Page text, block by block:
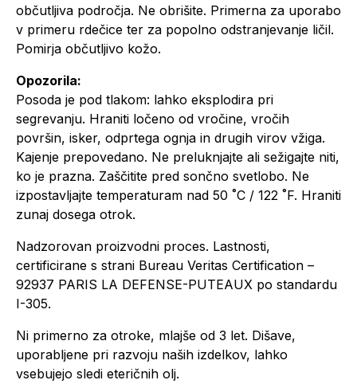
občutljiva področja. Ne obrišite. Primerna za uporabo
v primeru rdečice ter za popolno odstranjevanje ličil.
Pomirja občutljivo kožo.
Opozorila:
Posoda je pod tlakom: lahko eksplodira pri
segrevanju. Hraniti ločeno od vročine, vročih
površin, isker, odprtega ognja in drugih virov vžiga.
Kajenje prepovedano. Ne preluknjajte ali sežigajte niti,
ko je prazna. Zaščitite pred sončno svetlobo. Ne
izpostavljajte temperaturam nad 50 ˚C / 122 ˚F. Hraniti
zunaj dosega otrok.
Nadzorovan proizvodni proces. Lastnosti,
certificirane s strani Bureau Veritas Certification –
92937 PARIS LA DEFENSE-PUTEAUX po standardu
I-305.
Ni primerno za otroke, mlajše od 3 let. Dišave,
uporabljene pri razvoju naših izdelkov, lahko
vsebujejo sledi eteričnih olj.